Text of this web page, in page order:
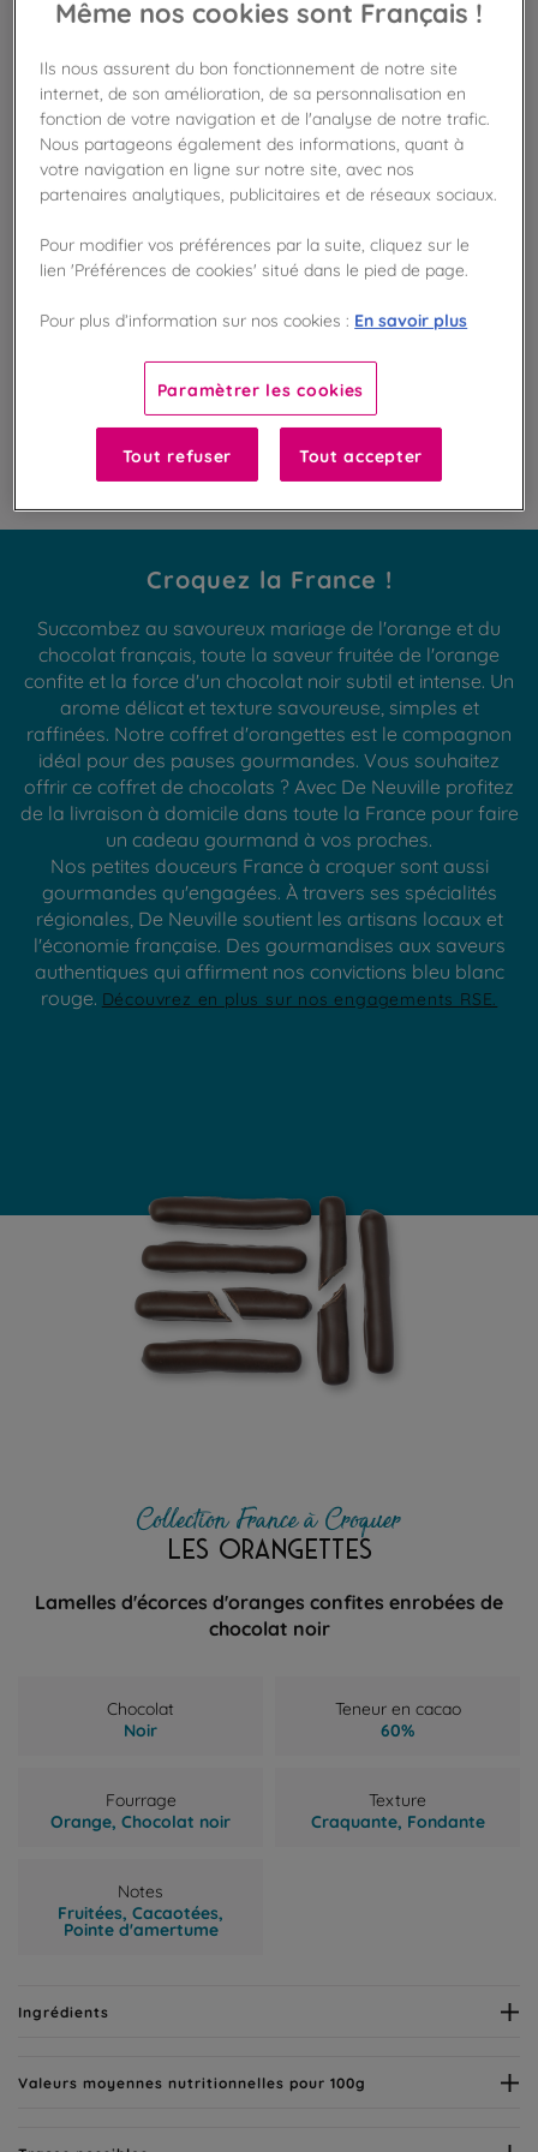
Disponible en boutique !
Vérifier la disponibilité en magasin
Frais de port offert
dès 50€ d'achat
Gagnez 26 points de fidélité !
avec notre programme Privilège
Liste des ingrédients et allergènes
Fabriqué en France
Croquez la France !
Succombez au savoureux mariage de l'orange et du
chocolat français, toute la saveur fruitée de l'orange
confite et la force d'un chocolat noir subtil et intense. Un
arome délicat et texture savoureuse, simples et
raffinées. Notre coffret d'orangettes est le compagnon
idéal pour des pauses gourmandes. Vous souhaitez
offrir ce coffret de chocolats ? Avec De Neuville profitez
de la livraison à domicile dans toute la France pour faire
un cadeau gourmand à vos proches.
Nos petites douceurs France à croquer sont aussi
gourmandes qu'engagées. À travers ses spécialités
régionales, De Neuville soutient les artisans locaux et
l'économie française. Des gourmandises aux saveurs
authentiques qui affirment nos convictions bleu blanc
rouge. Découvrez en plus sur nos engagements RSE.
Collection France à Croquer
LES ORANGETTES
Lamelles d'écorces d'oranges confites enrobées de
chocolat noir
Chocolat
Noir
Teneur en cacao
60%
Fourrage
Orange, Chocolat noir
Texture
Craquante, Fondante
Notes
Fruitées, Cacaotées,
Pointe d'amertume
Ingrédients
Valeurs moyennes nutritionnelles pour 100g
Même nos cookies sont Français !
Ils nous assurent du bon fonctionnement de notre site
internet, de son amélioration, de sa personnalisation en
fonction de votre navigation et de l'analyse de notre trafic.
Nous partageons également des informations, quant à
votre navigation en ligne sur notre site, avec nos
partenaires analytiques, publicitaires et de réseaux sociaux.
Pour modifier vos préférences par la suite, cliquez sur le
lien 'Préférences de cookies' situé dans le pied de page.
Pour plus d’information sur nos cookies : En savoir plus
Paramètrer les cookies
Tout refuser Tout accepter